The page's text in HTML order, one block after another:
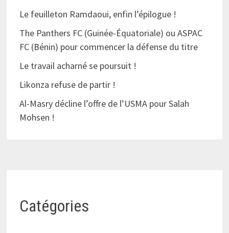
Le feuilleton Ramdaoui, enfin l’épilogue !
The Panthers FC (Guinée-Équatoriale) ou ASPAC
FC (Bénin) pour commencer la défense du titre
Le travail acharné se poursuit !
Likonza refuse de partir !
Al-Masry décline l’offre de l’USMA pour Salah
Mohsen !
Catégories